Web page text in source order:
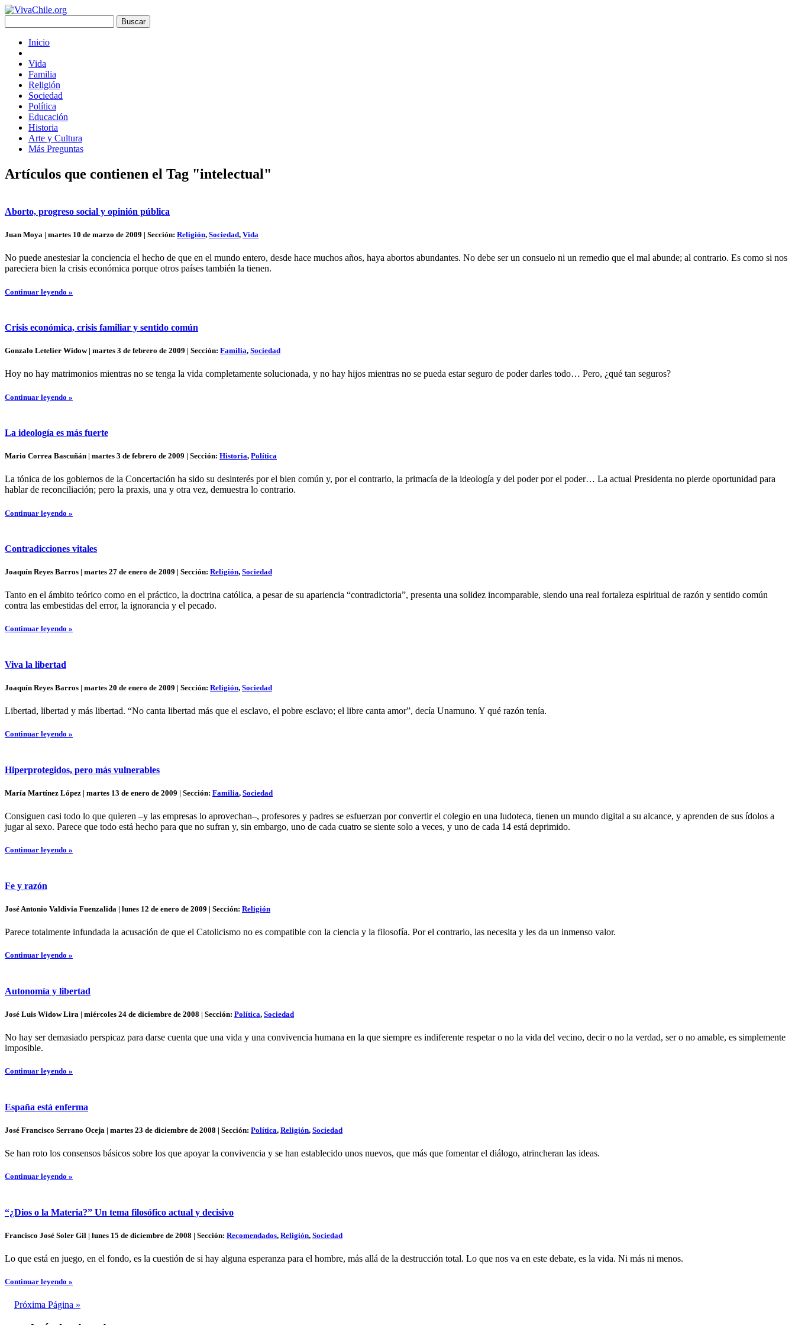
Inicio
Vida
Familia
Religión
Sociedad
Política
Educación
Historia
Arte y Cultura
Más Preguntas
Artículos que contienen el Tag "intelectual"
Aborto, progreso social y opinión pública
Juan Moya | martes 10 de marzo de 2009 | Sección: Religión, Sociedad, Vida
No puede anestesiar la conciencia el hecho de que en el mundo entero, desde hace muchos años, haya abortos abundantes. No debe ser un consuelo ni un remedio que el mal abunde; al contrario. Es como si nos
pareciera bien la crisis económica porque otros países también la tienen.
Continuar leyendo »
Crisis económica, crisis familiar y sentido común
Gonzalo Letelier Widow | martes 3 de febrero de 2009 | Sección: Familia, Sociedad
Hoy no hay matrimonios mientras no se tenga la vida completamente solucionada, y no hay hijos mientras no se pueda estar seguro de poder darles todo… Pero, ¿qué tan seguros?
Continuar leyendo »
La ideología es más fuerte
Mario Correa Bascuñán | martes 3 de febrero de 2009 | Sección: Historia, Política
La tónica de los gobiernos de la Concertación ha sido su desinterés por el bien común y, por el contrario, la primacía de la ideología y del poder por el poder… La actual Presidenta no pierde oportunidad para
hablar de reconciliación; pero la praxis, una y otra vez, demuestra lo contrario.
Continuar leyendo »
Contradicciones vitales
Joaquín Reyes Barros | martes 27 de enero de 2009 | Sección: Religión, Sociedad
Tanto en el ámbito teórico como en el práctico, la doctrina católica, a pesar de su apariencia “contradictoria”, presenta una solidez incomparable, siendo una real fortaleza espiritual de razón y sentido común
contra las embestidas del error, la ignorancia y el pecado.
Continuar leyendo »
Viva la libertad
Joaquín Reyes Barros | martes 20 de enero de 2009 | Sección: Religión, Sociedad
Libertad, libertad y más libertad. “No canta libertad más que el esclavo, el pobre esclavo; el libre canta amor”, decía Unamuno. Y qué razón tenía.
Continuar leyendo »
Hiperprotegidos, pero más vulnerables
María Martínez López | martes 13 de enero de 2009 | Sección: Familia, Sociedad
Consiguen casi todo lo que quieren –y las empresas lo aprovechan–, profesores y padres se esfuerzan por convertir el colegio en una ludoteca, tienen un mundo digital a su alcance, y aprenden de sus ídolos a
jugar al sexo. Parece que todo está hecho para que no sufran y, sin embargo, uno de cada cuatro se siente solo a veces, y uno de cada 14 está deprimido.
Continuar leyendo »
Fe y razón
José Antonio Valdivia Fuenzalida | lunes 12 de enero de 2009 | Sección: Religión
Parece totalmente infundada la acusación de que el Catolicismo no es compatible con la ciencia y la filosofía. Por el contrario, las necesita y les da un inmenso valor.
Continuar leyendo »
Autonomía y libertad
José Luis Widow Lira | miércoles 24 de diciembre de 2008 | Sección: Política, Sociedad
No hay ser demasiado perspicaz para darse cuenta que una vida y una convivencia humana en la que siempre es indiferente respetar o no la vida del vecino, decir o no la verdad, ser o no amable, es simplemente
imposible.
Continuar leyendo »
España está enferma
José Francisco Serrano Oceja | martes 23 de diciembre de 2008 | Sección: Política, Religión, Sociedad
Se han roto los consensos básicos sobre los que apoyar la convivencia y se han establecido unos nuevos, que más que fomentar el diálogo, atrincheran las ideas.
Continuar leyendo »
“¿Dios o la Materia?” Un tema filosófico actual y decisivo
Francisco José Soler Gil | lunes 15 de diciembre de 2008 | Sección: Recomendados, Religión, Sociedad
Lo que está en juego, en el fondo, es la cuestión de si hay alguna esperanza para el hombre, más allá de la destrucción total. Lo que nos va en este debate, es la vida. Ni más ni menos.
Continuar leyendo »
Próxima Página »